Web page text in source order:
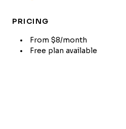
PRICING
From $8/month
Free plan available